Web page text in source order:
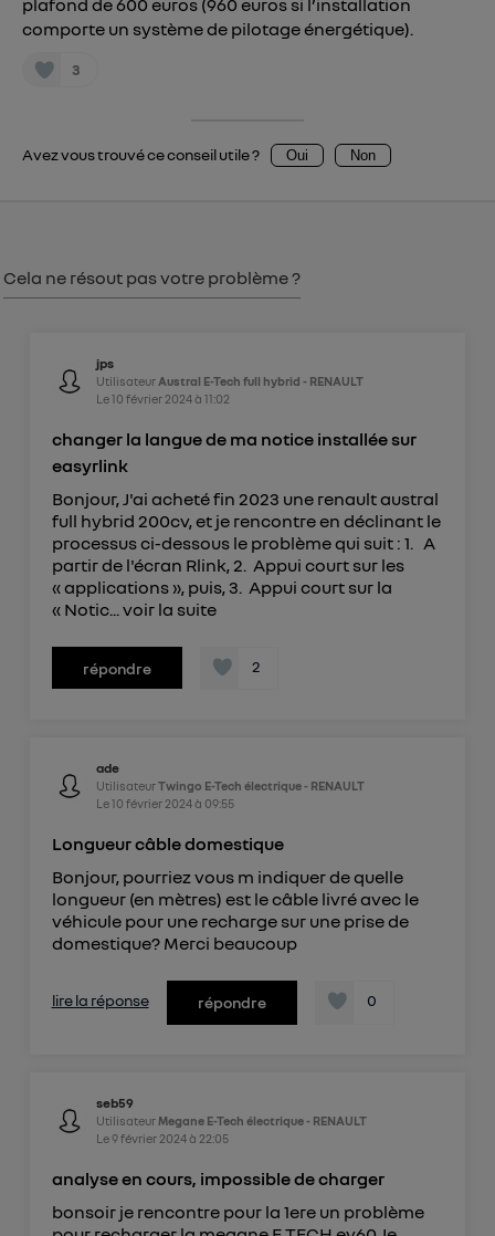
plafond de 600 euros (960 euros si l’installation
comporte un système de pilotage énergétique).
3
Avez vous trouvé ce conseil utile ? Oui Non
Cela ne résout pas votre problème ?
jps
Utilisateur Austral E-Tech full hybrid - RENAULT
Le10 février 2024à 11:02
changer la langue de ma notice installée sur
easyrlink
Bonjour, J'ai acheté fin 2023 une renault austral
full hybrid 200cv, et je rencontre en déclinant le
processus ci-dessous le problème qui suit : 1. A
partir de l'écran Rlink, 2. Appui court sur les
« applications », puis, 3. Appui court sur la
« Notic... voir la suite
répondre 2
ade
UtilisateurTwingo E-Tech électrique - RENAULT
Le10 février 2024à 09:55
Longueur câble domestique
Bonjour, pourriez vous m indiquer de quelle
longueur (en mètres) est le câble livré avec le
véhicule pour une recharge sur une prise de
domestique? Merci beaucoup
lire la réponse répondre 0
seb59
Utilisateur Megane E-Tech électrique - RENAULT
Le9 février 2024à 22:05
analyse en cours, impossible de charger
bonsoir je rencontre pour la 1ere un problème
Vous pouvez à tout moment retirer ce
consentement sur
le portail d’Utiq
") ou via la page « gérer Utiq » en bas de ce site.
personnelles d'Utiq